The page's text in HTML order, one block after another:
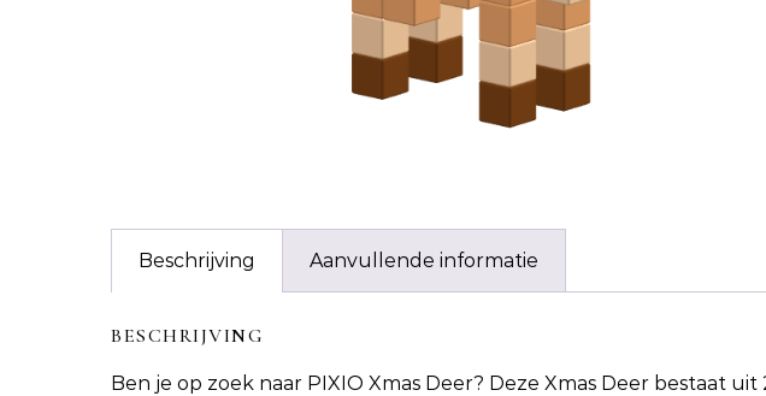
Beschrijving Aanvullende informatie
BESCHRIJVING
Ben je op zoek naar PIXIO Xmas Deer? Deze Xmas Deer bestaat